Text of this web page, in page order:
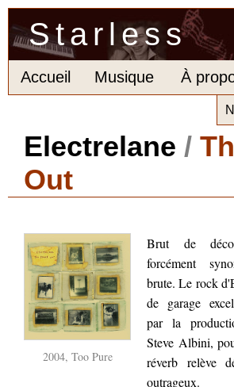
Starless
Accueil Musique À
Electrelane /
Out
2004, Too Pure
Brut de
forcément
brute. Le rock
de garage
par la
Steve Albini,
réverb relève
outrageux.